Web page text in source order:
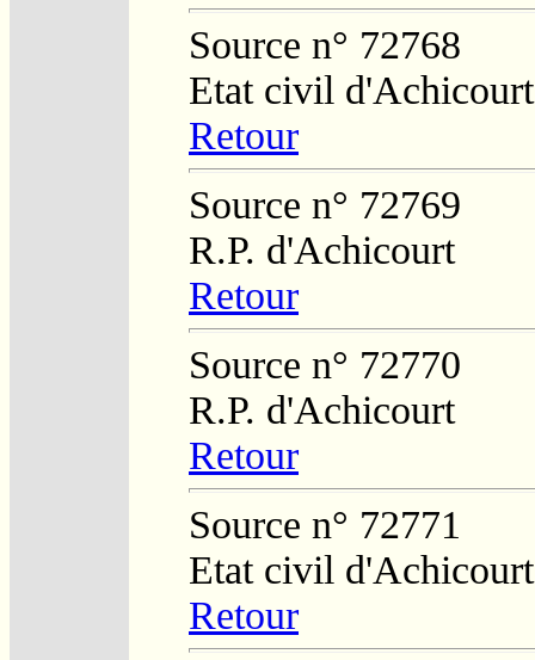
Source n° 72768
Etat civil d'Achicourt
Retour
Source n° 72769
R.P. d'Achicourt
Retour
Source n° 72770
R.P. d'Achicourt
Retour
Source n° 72771
Etat civil d'Achicourt
Retour